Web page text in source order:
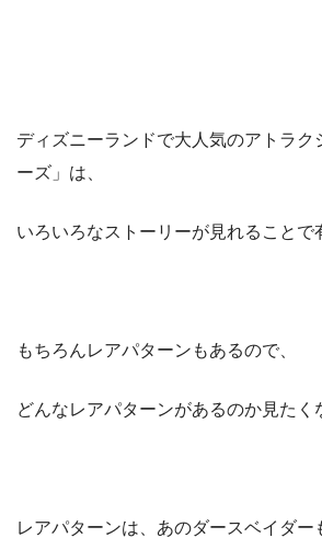
ディズニーランドで大人気のアトラク
ーズ」は、
いろいろなストーリーが見れることで
もちろんレアパターンもあるので、
どんなレアパターンがあるのか見たく
レアパターンは、あのダースベイダー